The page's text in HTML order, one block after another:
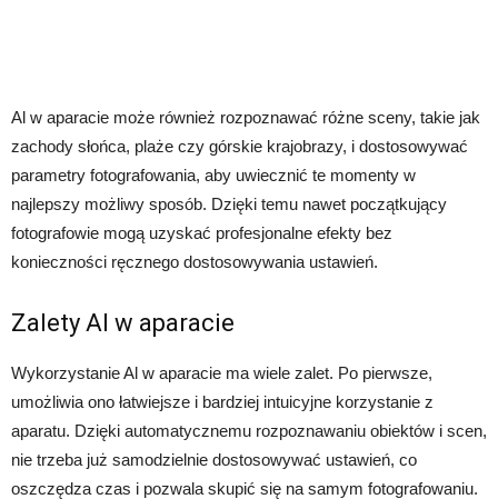
Al w aparacie może również rozpoznawać różne sceny, takie jak
zachody słońca, plaże czy górskie krajobrazy, i dostosowywać
parametry fotografowania, aby uwiecznić te momenty w
najlepszy możliwy sposób. Dzięki temu nawet początkujący
fotografowie mogą uzyskać profesjonalne efekty bez
konieczności ręcznego dostosowywania ustawień.
Zalety Al w aparacie
Wykorzystanie Al w aparacie ma wiele zalet. Po pierwsze,
umożliwia ono łatwiejsze i bardziej intuicyjne korzystanie z
aparatu. Dzięki automatycznemu rozpoznawaniu obiektów i scen,
nie trzeba już samodzielnie dostosowywać ustawień, co
oszczędza czas i pozwala skupić się na samym fotografowaniu.